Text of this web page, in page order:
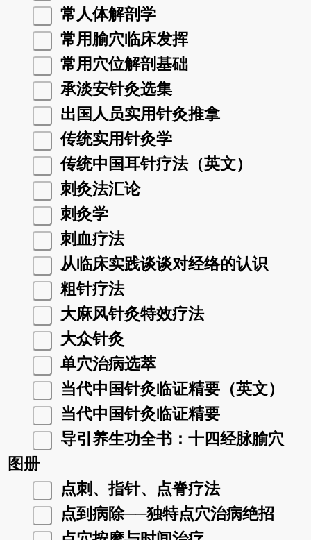
常人体解剖学
常用腧穴临床发挥
常用穴位解剖基础
承淡安针灸选集
出国人员实用针灸推拿
传统实用针灸学
传统中国耳针疗法（英文）
刺灸法汇论
刺灸学
刺血疗法
从临床实践谈谈对经络的认识
粗针疗法
大麻风针灸特效疗法
大众针灸
单穴治病选萃
当代中国针灸临证精要（英文）
当代中国针灸临证精要
导引养生功全书：十四经脉腧穴
图册
点刺、指针、点脊疗法
点到病除──独特点穴治病绝招